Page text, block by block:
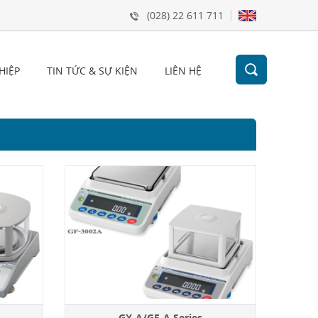
(028) 22 611 711
TIN TỨC & SỰ KIỆN LIÊN HỆ